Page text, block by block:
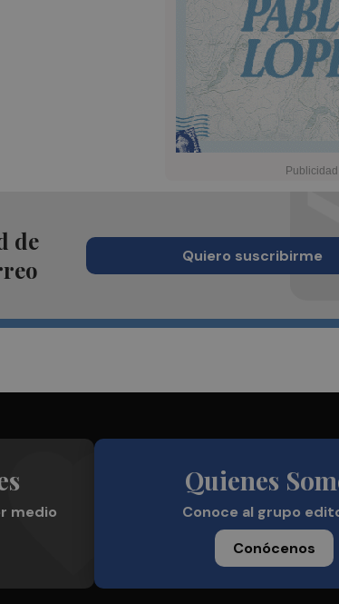
de
Quiero suscribirme
medio
Quienes
Conoce al grupo
Conócenos